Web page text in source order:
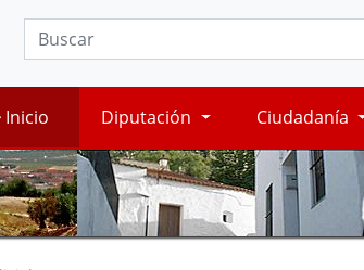
Inicio Diputación Ciudadanía